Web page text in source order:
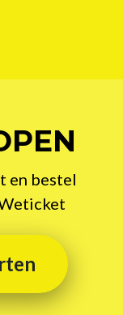
en bestel